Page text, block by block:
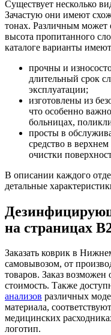
Существует несколько
Зачастую они имеют
тонах. Различным может
высота пропитанного
каталоге варианты
прочны и
длительный срок
эксплуатации;
изготовлены из
что особенно
больницах,
просты в
средство в верхнем
очистки
В описании каждого
детальные
на страницах
Заказать коврик в
самовывозом, от
товаров. Заказ возможен
стоимость. Также
анализов различных
материала,
медицинских
логотип.